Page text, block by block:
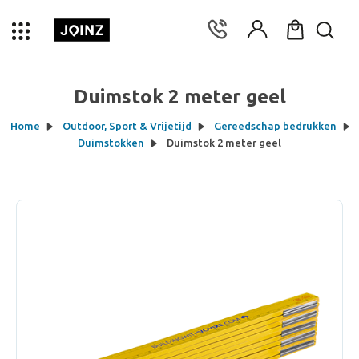
Duimstok 2 meter geel
Home Outdoor, Sport & Vrijetijd
Gereedschap bedrukken
Duimstokken
Duimstok 2 meter geel